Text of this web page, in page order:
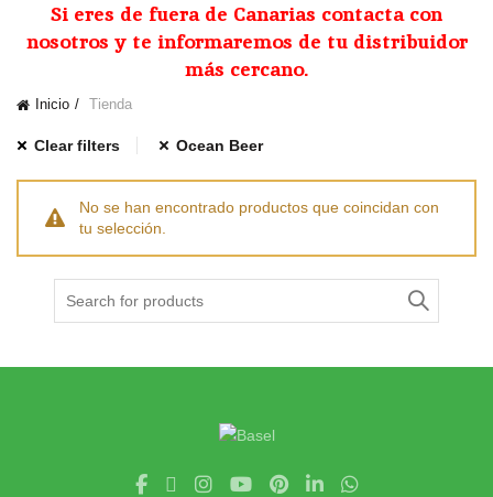
Si eres de fuera de Canarias contacta con
nosotros y te informaremos de tu distribuidor
más cercano.
Inicio Tienda
Clear filters Ocean Beer
No se han encontrado productos que coincidan con
tu selección.